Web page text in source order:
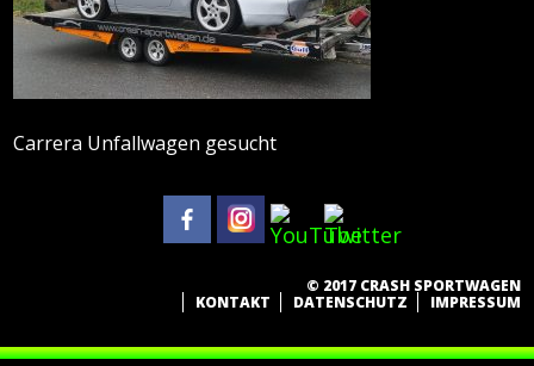
Carrera Unfallwagen gesucht
© 2017 CRASH SPORTWAGEN
KONTAKT
DATENSCHUTZ IMPRESSUM